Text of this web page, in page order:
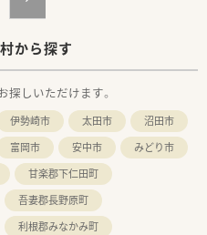
から探す
しいただけます。
伊勢崎市 太田市
沼田市
富岡市 安中市
みどり市
甘楽郡下仁田町
吾妻郡長野原町
利根郡みなかみ町